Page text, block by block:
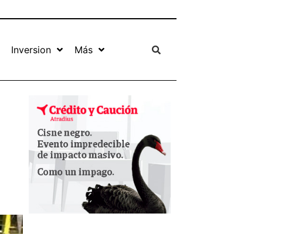
Inversion Más